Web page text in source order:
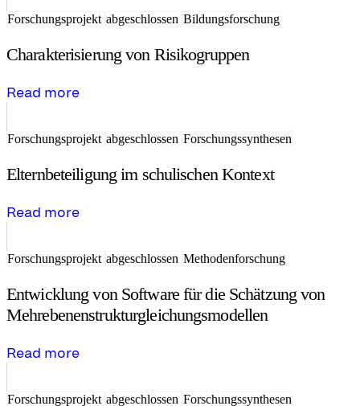
Forschungsprojekt abgeschlossen Bildungsforschung
Charakterisierung von Risikogruppen
Read more
Forschungsprojekt abgeschlossen Forschungssynthesen
Elternbeteiligung im schulischen Kontext
Read more
Forschungsprojekt abgeschlossen Methodenforschung
Entwicklung von Software für die Schätzung von
Mehrebenenstrukturgleichungsmodellen
Read more
Forschungsprojekt abgeschlossen Forschungssynthesen